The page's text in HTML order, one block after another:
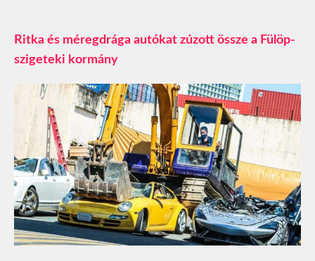
Ritka és méregdrága autókat zúzott össze a Fülöp-
szigeteki kormány